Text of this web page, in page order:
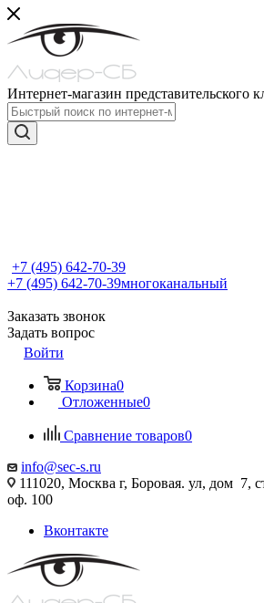
Интернет-магазин представительского
+7 (495) 642-70-39
+7 (495) 642-70-39многоканальный
Заказать звонок
Задать вопрос
Войти
Корзина0
Отложенные0
Сравнение товаров0
info@sec-s.ru
111020, Москва г, Боровая. ул, дом 7,
оф. 100
Вконтакте